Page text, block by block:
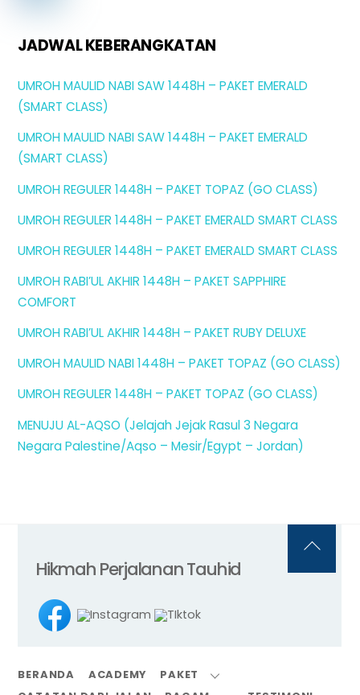
JADWAL KEBERANGKATAN
UMROH MAULID NABI SAW 1448H – PAKET EMERALD
(SMART CLASS)
UMROH MAULID NABI SAW 1448H – PAKET EMERALD
(SMART CLASS)
UMROH REGULER 1448H – PAKET TOPAZ (GO CLASS)
UMROH REGULER 1448H – PAKET EMERALD SMART CLASS
UMROH REGULER 1448H – PAKET EMERALD SMART CLASS
UMROH RABI’UL AKHIR 1448H – PAKET SAPPHIRE
COMFORT
UMROH RABI’UL AKHIR 1448H – PAKET RUBY DELUXE
UMROH MAULID NABI 1448H – PAKET TOPAZ (GO CLASS)
UMROH REGULER 1448H – PAKET TOPAZ (GO CLASS)
MENUJU AL-AQSO (Jelajah Jejak Rasul 3 Negara
Negara Palestine/Aqso – Mesir/Egypt – Jordan)
Hikmah Perjalanan Tauhid
BERANDA ACADEMY
PAKET